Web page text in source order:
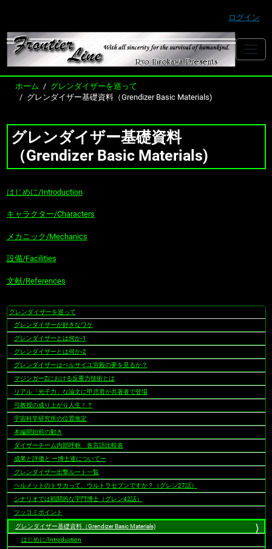
ログイン
ホーム
グレンダイザーを巡って
グレンダイザー基礎資料（Grendizer Basic Materials)
グレンダイザー基礎資料
（Grendizer Basic Materials)
はじめに/Introduction
キャラクター/Characters
メカニック/Mechanics
設備/Facilities
文献/References
ナ
シ
ョ
ン
グレンダイザーを巡って
グレンダイザーが好きなワケ
グレンダイザーとは何か-1
グレンダイザーとは何か-2
グレンダイザーはベルサイユ宮殿の夢を見るか？
マジンガーZにおける反重力技術とは
リアル「光子力」な論文に甲児君が共著者で登場
弓教授の成り上がり人生！？
宇宙科学研究所の位置推定
本編開始前の動き
ダイザーチーム内部呼称 各言語比較表
成果と評価と ー博士達についてー
グレンダイザー出撃ルート一覧
ヘルメットのトサカって、ウルトラセブンですか？（グレン27話）
シナリオでは戦闘的な宇門博士（グレン42話）
ツッコミポイント
グレンダイザー基礎資料（Grendizer Basic Materials)
はじめに/Introduction